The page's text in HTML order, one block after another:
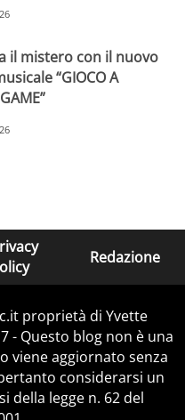
il mistero con il nuovo
“GIOCO A
Redazione
proprietà di Yvette
- Questo blog non è una
viene aggiornato senza
considerarsi un
della legge n. 62 del